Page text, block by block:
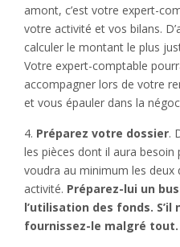
amont, c’est votre expert-
votre activité et vos bilans.
calculer le montant le plus
Votre expert-comptable
accompagner lors de votre
et vous épauler dans la
4. Préparez votre dossier.
les pièces dont il aura
voudra au minimum les deux
activité. Préparez-lui un
l’utilisation des fonds. S’il
fournissez-le malgré tout.